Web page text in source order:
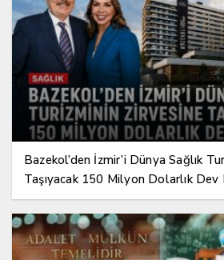
Bazekol’den İzmir’i Dünya Sağlık
Taşıyacak 150 Milyon Dolarlık Dev